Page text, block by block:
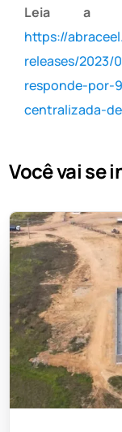
Leia a
https://
releases/2023/
responde-por-
centralizada-
Você vai se